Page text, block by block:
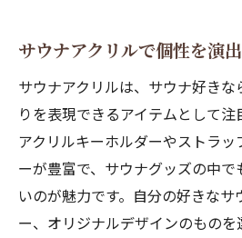
み
サウナキーホルダー使
サウナファン必見のキ
中級サウナーが選ぶおしゃ
意
サウナグッズ選びで差
用
サウナアクリルで個性を演
サウナアクリルは、サウナ好き
りを表現できるアイテムとして
アクリルキーホルダーやストラ
ーが豊富で、サウナグッズの中
いのが魅力です。自分の好きなサ
ー、オリジナルデザインのもの